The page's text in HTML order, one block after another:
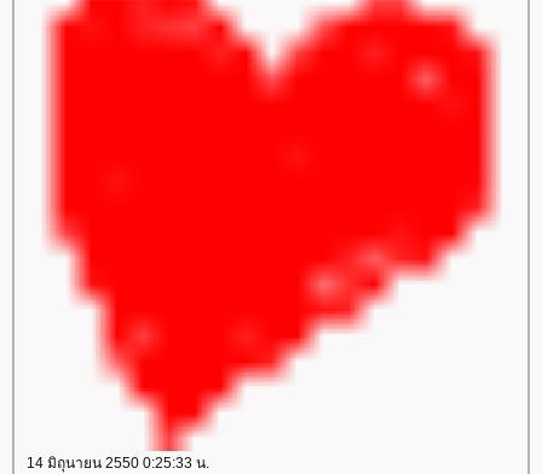
14 มิถุนายน 2550 0:25:33 น.